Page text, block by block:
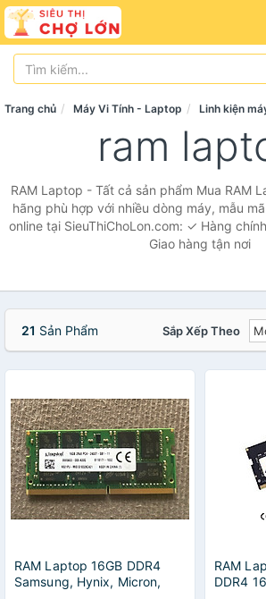
Trang chủ Máy Vi Tính - Laptop Linh kiện
ram
RAM Laptop - Tất cả sản phẩm Mua RAM
hãng phù hợp với nhiều dòng máy, mẫu
online tại SieuThiChoLon.com: ✓ Hàng
Giao hàng tận nơi
21 Sản Phẩm Sắp Xếp Theo
RAM Laptop 16GB DDR4
Samsung, Hynix, Micron,
RAM
DDR4